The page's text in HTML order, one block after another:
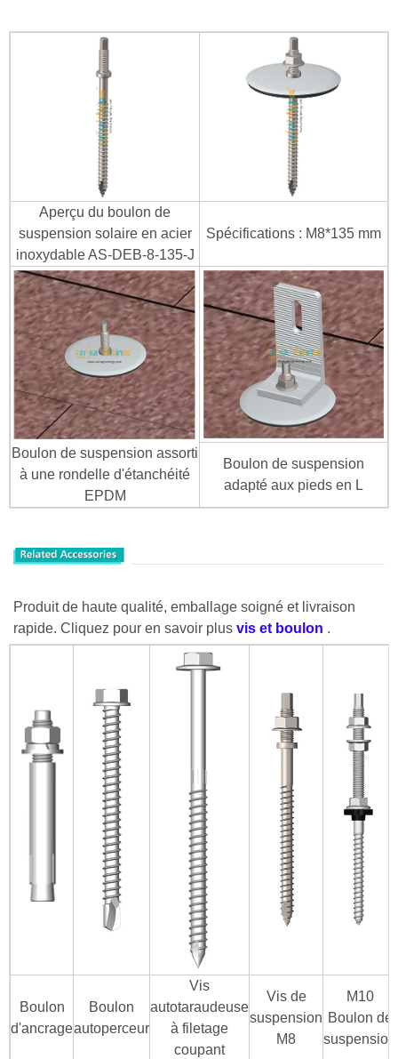
Aperçu du boulon de
suspension solaire en acier
inoxydable AS-DEB-8-135-J
Spécifications : M8*135 mm
Boulon de suspension assorti
à une rondelle d'étanchéité
EPDM
Boulon de suspension
adapté aux pieds en L
Produit de haute qualité, emballage soigné et livraison
rapide. Cliquez pour en savoir plus vis et boulon .
Boulon
d'ancrage
Boulon
autoperceur
Vis
autotaraudeuse
à filetage
coupant
Vis de
suspension
M8
M10
Boulon de
suspension